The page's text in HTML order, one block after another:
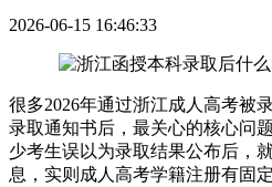
2026-06-15 16:46:33
很多2026年通过浙江成人高考被
录取通知书后，最关心的核心问
少考生误以为录取结果公布后，
息，实则成人高考学籍注册有固